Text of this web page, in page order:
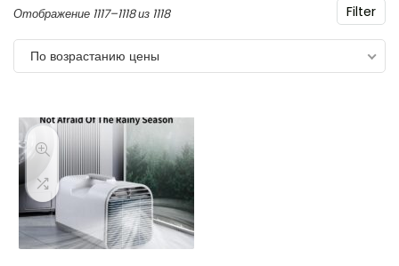
Filter
Отображение 1117–1118 из 1118Цены:
по
По возрастанию цены